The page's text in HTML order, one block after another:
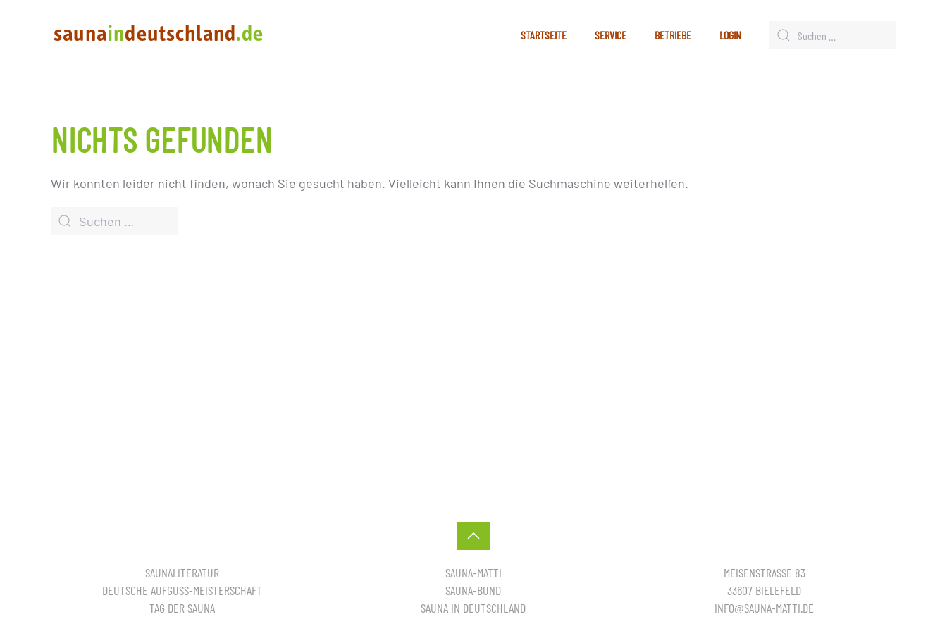
STARTSEITE SERVICE BETRIEBE LOGIN
NICHTS GEFUNDEN
Wir konnten leider nicht finden, wonach Sie gesucht haben. Vielleicht kann Ihnen die Suchmaschine weiterhelfen.
SAUNALITERATUR
DEUTSCHE AUFGUSS-MEISTERSCHAFT
TAG DER SAUNA
SAUNA-MATTI
SAUNA-BUND
SAUNA IN DEUTSCHLAND
MEISENSTRASSE 83
33607 BIELEFELD
INFO@SAUNA-MATTI.DE